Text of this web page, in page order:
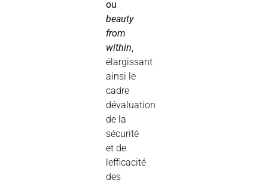
ou
beauty
from
within
élargissant
ainsi le
cadre
dévaluation
de la
sécurité
et de
lefficacité
des